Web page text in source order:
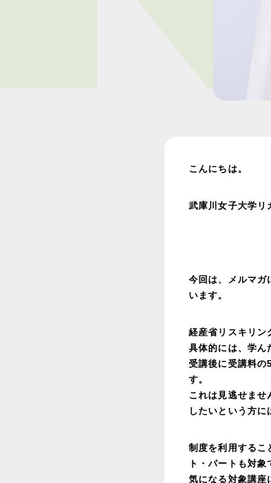
こんにちは。
武庫川女子大学リ
今回は、メルマガ
います。
経産省リスキリン
具体的には、学ん
受講後に受講料の
す。
これは見逃せませ
したいという方に
制度を利用するこ
ト・パートも対
気になる対象講座